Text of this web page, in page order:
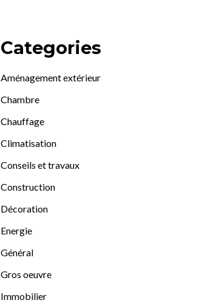
Categories
Aménagement extérieur
Chambre
Chauffage
Climatisation
Conseils et travaux
Construction
Décoration
Energie
Général
Gros oeuvre
Immobilier